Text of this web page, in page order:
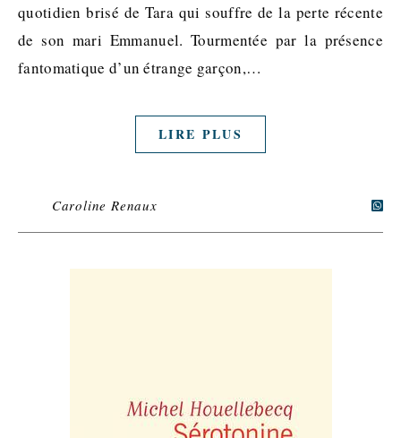
quotidien brisé de Tara qui souffre de la perte récente
de son mari Emmanuel. Tourmentée par la présence
fantomatique d’un étrange garçon,…
LIRE PLUS
Caroline Renaux